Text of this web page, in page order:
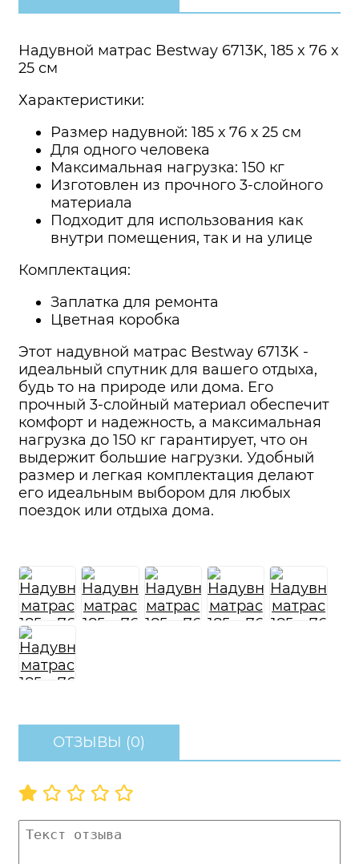
Надувной матрас Bestway 6713K, 185 x 76 x
25 см
Характеристики:
Размер надувной: 185 х 76 х 25 см
Для одного человека
Максимальная нагрузка: 150 кг
Изготовлен из прочного 3-слойного
материала
Подходит для использования как
внутри помещения, так и на улице
Комплектация:
Заплатка для ремонта
Цветная коробка
Этот надувной матрас Bestway 6713K -
идеальный спутник для вашего отдыха,
будь то на природе или дома. Его
прочный 3-слойный материал обеспечит
комфорт и надежность, а максимальная
нагрузка до 150 кг гарантирует, что он
выдержит большие нагрузки. Удобный
размер и легкая комплектация делают
его идеальным выбором для любых
поездок или отдыха дома.
ОТЗЫВЫ (0)